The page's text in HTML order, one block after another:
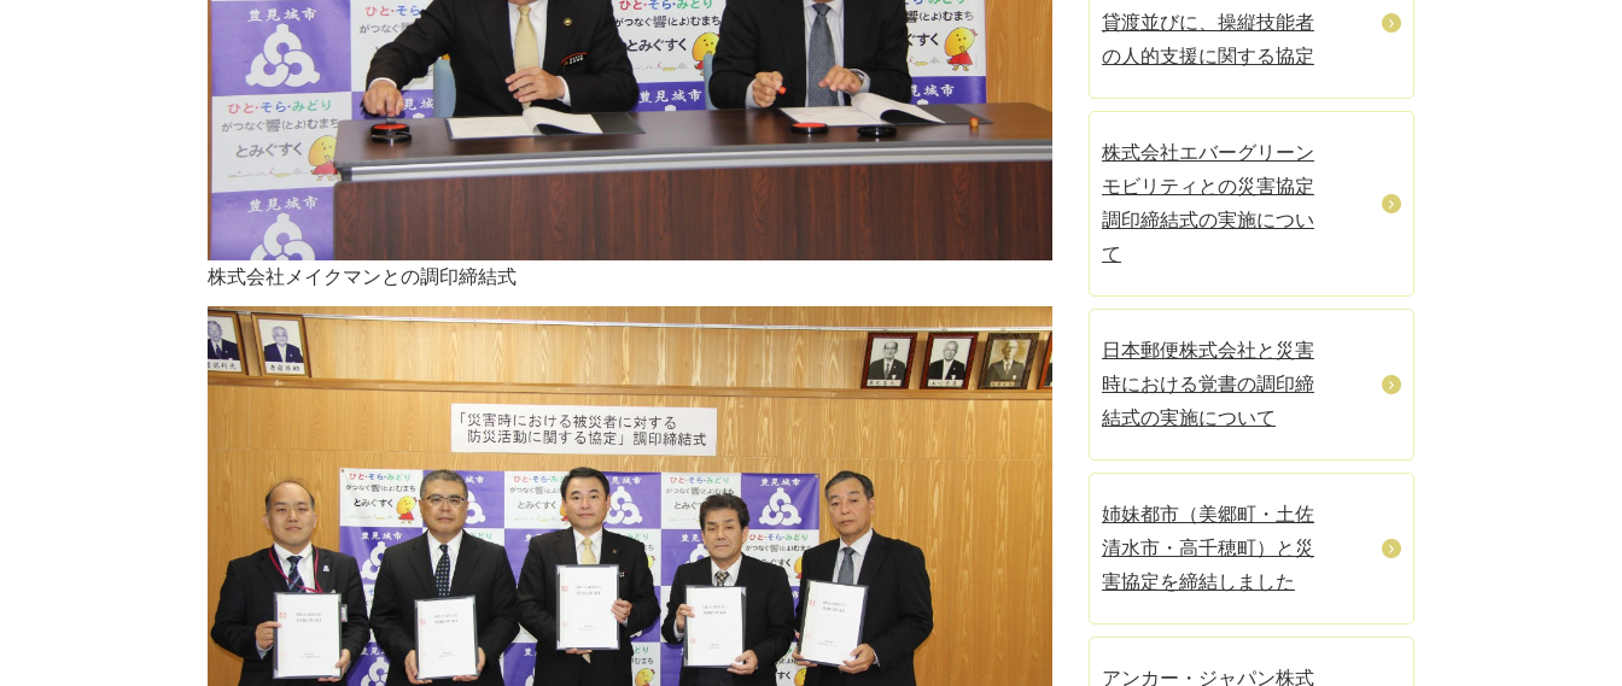
株式会社メイクマンとの調印締結式
貸渡並びに、操縦技能者
の人的支援に関する協定
株式会社エバーグリーン
モビリティとの災害協定
調印締結式の実施につい
て
日本郵便株式会社と災害
時における覚書の調印締
結式の実施について
姉妹都市（美郷町・土佐
清水市・高千穂町）と災
害協定を締結しました
アンカー・ジャパン株式